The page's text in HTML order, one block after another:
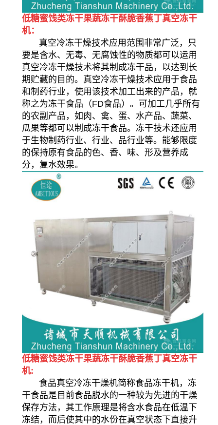
低糖蜜饯类冻干果蔬冻干酥脆香蕉丁真空冻干
机：
真空冷冻干燥技术应用范围非常广泛，只
要是含水、无毒、无腐蚀性的物质都可以运用
真空冷冻干燥技术将其制成冻干品，以达到长
期贮藏的目的。真空冷冻干燥技术应用于食品
和制药行业，使用该技术加工出来的产品，就
称之为冻干食品（FD食品）。可加工几乎所有
的农副产品，如肉、禽、蛋、水产品、蔬菜、
瓜果等都可以制成冻干食品。冻干技术还应用
于生物制药行业、行业、品行业等。能够限度
的保持原有食品的色、香、味、形及营养成
分，复水效果。
低糖蜜饯类冻干果蔬冻干酥脆香蕉丁真空冻干
机:
食品真空冷冻干燥机简称食品冻干机，冻
干食品是目前食品脱水的一种较为先进的干燥
保存方法，其工作原理是将含水食品在低温下
冻结，而后使其中的水份在真空状态下直接升